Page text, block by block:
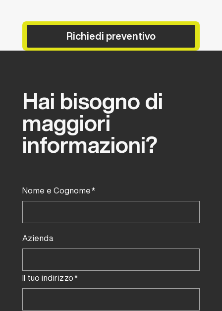
Richiedi preventivo
Hai bisogno di
maggiori
informazioni?
Nome e Cognome*
Azienda
Il tuo indirizzo*